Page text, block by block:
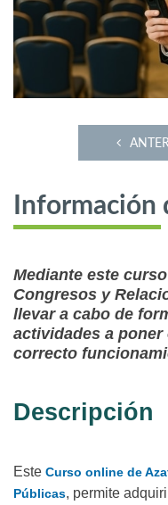
Información
Mediante este
Congresos y
llevar a cabo de
actividades a poner
correcto
Descripción
Este Curso online de
Públicas, permite